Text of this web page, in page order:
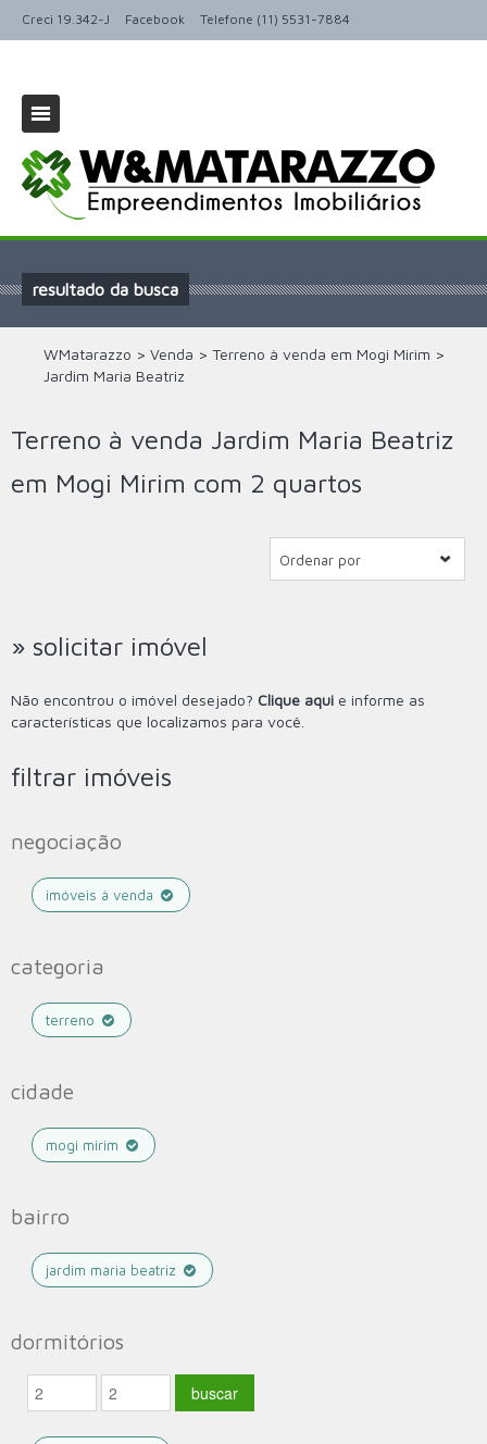
Creci 19.342-J Facebook Telefone (11) 5531-7884
resultado da busca
WMatarazzo > Venda > Terreno à venda em Mogi Mirim >
Jardim Maria Beatriz
Terreno à venda Jardim Maria Beatriz
em Mogi Mirim com 2 quartos
Ordenar por
» solicitar imóvel
Não encontrou o imóvel desejado? Clique aqui e informe as
características que localizamos para você.
filtrar imóveis
negociação
imóveis à venda
categoria
terreno
cidade
mogi mirim
bairro
jardim maria beatriz
dormitórios